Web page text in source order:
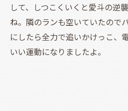
して、しつこくいくと愛斗の逆
ね。隣のランも空いていたので
にしたら全力で追いかけっこ、
いい運動になりましたよ。